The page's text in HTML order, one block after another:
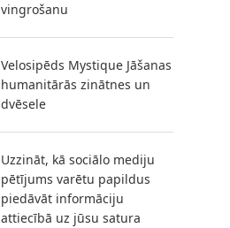
vingrošanu
Velosipēds Mystique Jāšanas
humanitārās zinātnes un
dvēsele
Uzzināt, kā sociālo mediju
pētījums varētu papildus
piedāvāt informāciju
attiecībā uz jūsu satura